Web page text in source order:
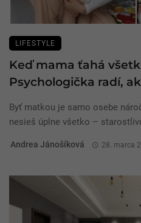
LIFESTYLE
Keď mama ťahá
Psychologička radí,
Byť matkou je samo osebe
nesieš úplne všetko –
Andrea Jánošíková 28. marca